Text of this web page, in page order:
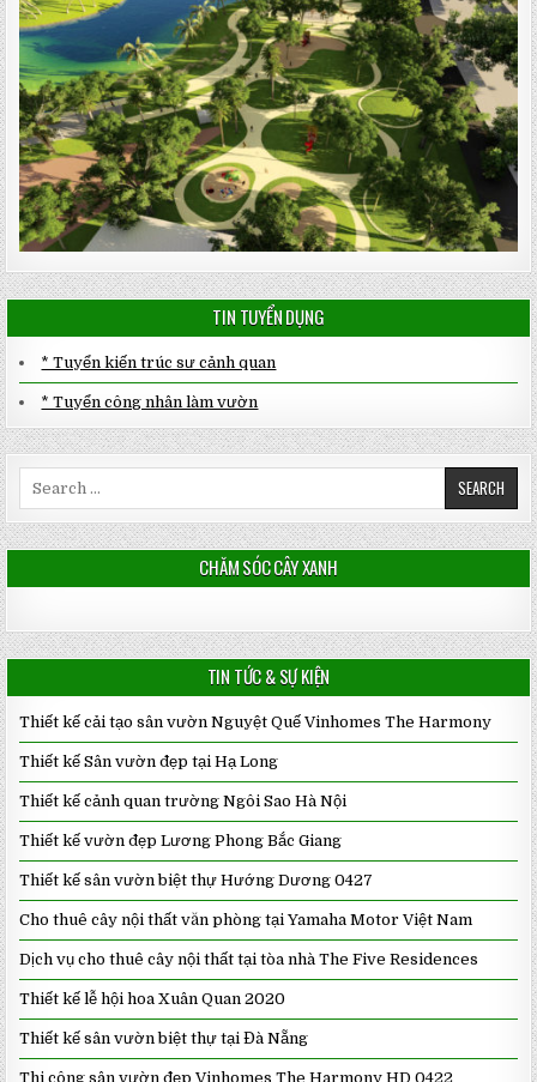
TIN TUYỂN DỤNG
* Tuyển kiến trúc sư cảnh quan
* Tuyển công nhân làm vườn
CHĂM SÓC CÂY XANH
TIN TỨC & SỰ KIỆN
Thiết kế cải tạo sân vườn Nguyệt Quế Vinhomes The Harmony
Thiết kế Sân vườn đẹp tại Hạ Long
Thiết kế cảnh quan trường Ngôi Sao Hà Nội
Thiết kế vườn đẹp Lương Phong Bắc Giang
Thiết kế sân vườn biệt thự Hướng Dương 0427
Cho thuê cây nội thất văn phòng tại Yamaha Motor Việt Nam
Dịch vụ cho thuê cây nội thất tại tòa nhà The Five Residences
Thiết kế lễ hội hoa Xuân Quan 2020
Thiết kế sân vườn biệt thự tại Đà Nẵng
Thi công sân vườn đẹp Vinhomes The Harmony HD 0422